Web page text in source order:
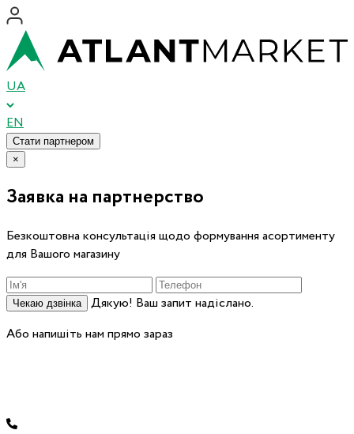
UA
EN
Стати партнером
×
Заявка на партнерство
Безкоштовна консультація щодо формування асортименту
для Вашого магазину
Чекаю дзвінка
Дякую! Ваш запит надіслано.
Або напишіть нам прямо зараз